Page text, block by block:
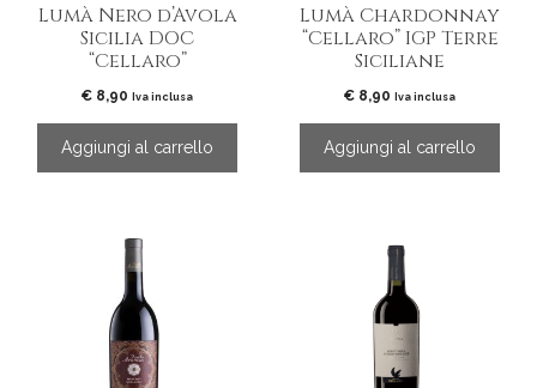
Lumà Nero d’Avola
Sicilia DOC
“Cellaro”
€ 8,90 Iva inclusa
Aggiungi al carrello
Lumà Chardonnay
“Cellaro” IGP Terre
Siciliane
€ 8,90 Iva inclusa
Aggiungi al carrello